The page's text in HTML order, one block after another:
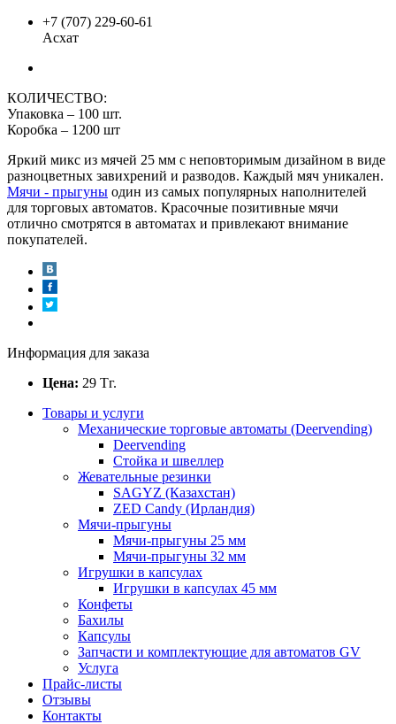
+7 (707) 229-60-61
Асхат
КОЛИЧЕСТВО:
Упаковка – 100 шт.
Коробка – 1200 шт
Яркий микс из мячей 25 мм с неповторимым дизайном в виде
разноцветных завихрений и разводов. Каждый мяч уникален.
Мячи - прыгуны один из самых популярных наполнителей
для торговых автоматов. Красочные позитивные мячи
отлично смотрятся в автоматах и привлекают внимание
покупателей.
Информация для заказа
Цена: 29 Тг.
Товары и услуги
Механические торговые автоматы (Deervending)
Deervending
Стойка и швеллер
Жевательные резинки
SAGYZ (Казахстан)
ZED Candy (Ирландия)
Мячи-прыгуны
Мячи-прыгуны 25 мм
Мячи-прыгуны 32 мм
Игрушки в капсулах
Игрушки в капсулах 45 мм
Конфеты
Бахилы
Капсулы
Запчасти и комплектующие для автоматов GV
Услуга
Прайс-листы
Отзывы
Контакты